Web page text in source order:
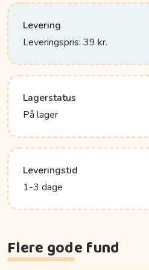
Levering
Leveringspris: 39 kr.
Lagerstatus
På lager
Leveringstid
1-3 dage
Flere gode fund